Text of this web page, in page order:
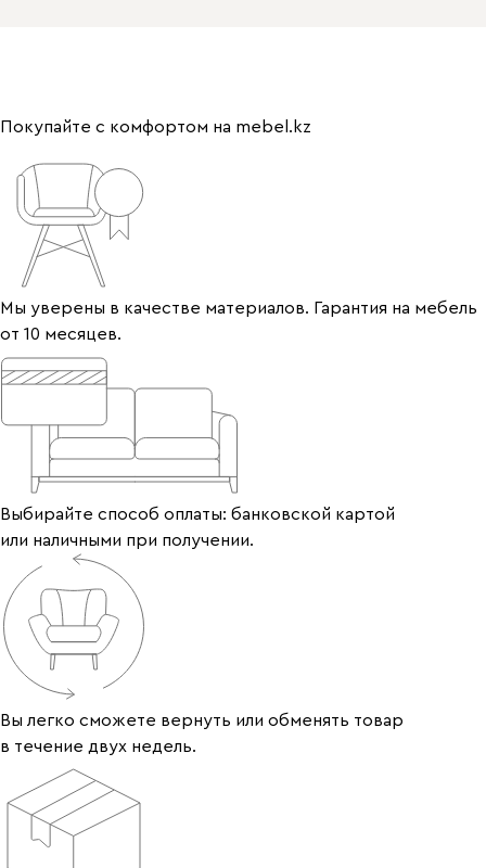
Покупайте с комфортом на mebel.kz
Мы уверены в качестве материалов. Гарантия на мебель
от 10 месяцев.
Выбирайте способ оплаты: банковской картой
или наличными при получении.
Вы легко сможете вернуть или обменять товар
в течение двух недель.